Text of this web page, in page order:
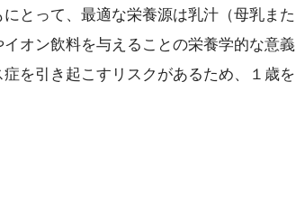
とって、最適な栄養源は乳汁（母乳また
オン飲料を与えることの栄養学的な意義
を引き起こすリスクがあるため、１歳を